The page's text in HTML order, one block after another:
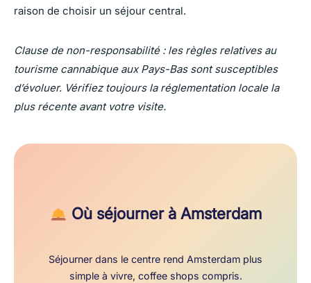
raison de choisir un séjour central.
Clause de non-responsabilité : les règles relatives au
tourisme cannabique aux Pays-Bas sont susceptibles
d’évoluer. Vérifiez toujours la réglementation locale la
plus récente avant votre visite.
Où séjourner à Amsterdam
Séjourner dans le centre rend Amsterdam plus
simple à vivre, coffee shops compris.